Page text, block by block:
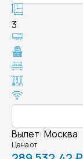
3
Вылет: Москва
Цена от